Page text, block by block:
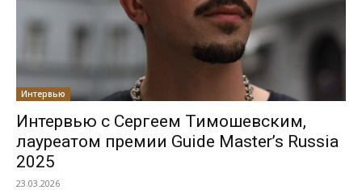
Интервью
Интервью с Сергеем Тимошевским,
лауреатом премии Guide Master’s Russia
2025
23.03.2026